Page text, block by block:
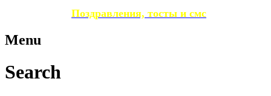
Поздравления, тосты и смс
Menu
Search